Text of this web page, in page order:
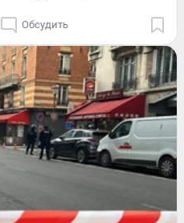
Обсудить